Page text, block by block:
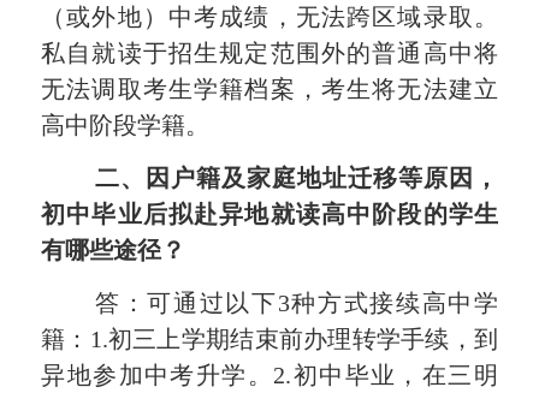
（或外地）中考成绩，无法跨区域录取。
私自就读于招生规定范围外的普通高中将
无法调取考生学籍档案，考生将无法建立
高中阶段学籍。
二、
因户籍及家庭地址迁移等原因，
初中毕业后拟赴异地就读高中阶段的学生
有哪些途径？
答：可通过以下3种方式接续高中学
籍：1.初三上学期结束前办理转学手续，到
异地参加中考升学。2.初中毕业，在三明